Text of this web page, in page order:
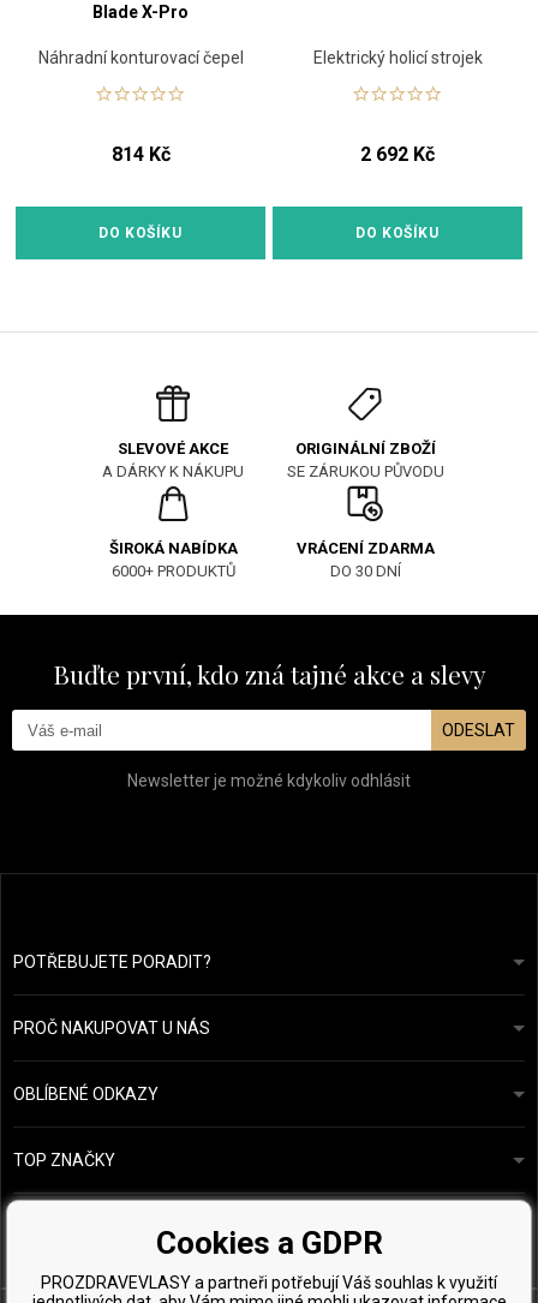
Blade X-Pro
Náhradní konturovací čepel
814 Kč
DO KOŠÍKU
Elektrický holicí strojek
2 692 Kč
DO KOŠÍKU
SLEVOVÉ AKCE
A DÁRKY K NÁKUPU
ORIGINÁLNÍ ZBOŽÍ
SE ZÁRUKOU PŮVODU
ŠIROKÁ NABÍDKA
6000+ PRODUKTŮ
VRÁCENÍ ZDARMA
DO 30 DNÍ
Buďte první, kdo zná tajné akce a slevy
ODESLAT
Newsletter je možné kdykoliv odhlásit
POTŘEBUJETE PORADIT?info@prozdravevlasy.cz
Odpovíme do 24 hodin.
PROČ NAKUPOVAT U NÁS
Obchodní podmínky
Ochrana osobních údajů
Přehled plateb a dopravy
OBLÍBENÉ ODKAZY
Náš příběh
TOP ZNAČKY
Kérastase
Paul Mitchell
Wella Professionals
Cookies a GDPR
PROZDRAVEVLASY a partneři potřebují Váš souhlas k využití